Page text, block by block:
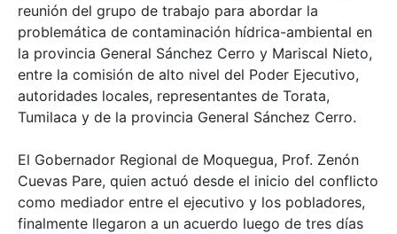
reunión del grupo de trabajo para abordar la
problemática de contaminación hídrica-ambiental en
la provincia General Sánchez Cerro y Mariscal Nieto,
entre la comisión de alto nivel del Poder Ejecutivo,
autoridades locales, representantes de Torata,
Tumilaca y de la provincia General Sánchez Cerro.
El Gobernador Regional de Moquegua, Prof. Zenón
Cuevas Pare, quien actuó desde el inicio del conflicto
como mediador entre el ejecutivo y los pobladores,
finalmente llegaron a un acuerdo luego de tres días